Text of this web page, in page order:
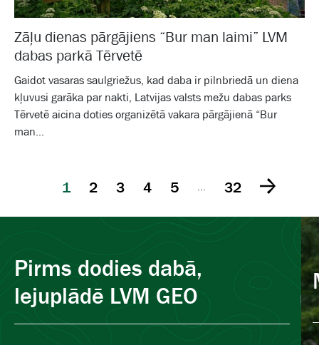
Zāļu dienas pārgājiens “Bur man laimi” LVM
dabas parkā Tērvetē
Gaidot vasaras saulgriežus, kad daba ir pilnbriedā un diena
kļuvusi garāka par nakti, Latvijas valsts mežu dabas parks
Tērvetē aicina doties organizētā vakara pārgājienā “Bur
man...
1 2 3 4 5 32
Pirms dodies dabā,
lejuplādē LVM GEO